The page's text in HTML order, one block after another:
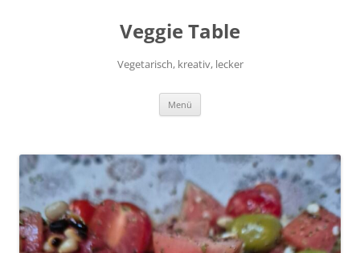
Veggie Table
Vegetarisch, kreativ, lecker
Menü